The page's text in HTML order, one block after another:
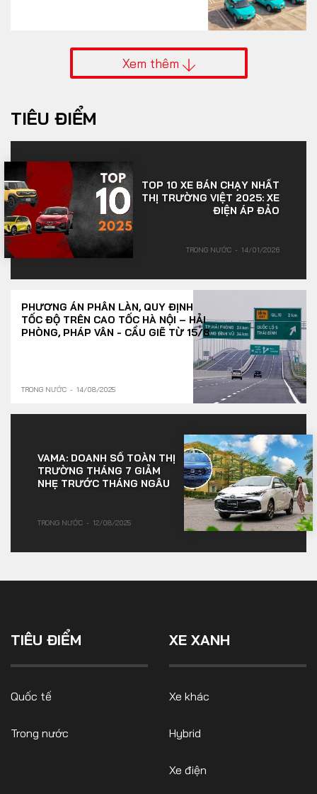
Xem thêm
TIÊU ĐIỂM
TOP 10 XE BÁN CHẠY NHẤT
THỊ TRƯỜNG VIỆT 2025: XE
ĐIỆN ÁP ĐẢO
TRONG NƯỚC 14/01/2026
PHƯƠNG ÁN PHÂN LÀN, QUY ĐỊNH
TỐC ĐỘ TRÊN CAO TỐC HÀ NỘI – HẢI
PHÒNG, PHÁP VÂN - CẦU GIẼ TỪ 15/8
TRONG NƯỚC 14/08/2025
VAMA: DOANH SỐ TOÀN THỊ
TRƯỜNG THÁNG 7 GIẢM
NHẸ TRƯỚC THÁNG NGÂU
TRONG NƯỚC 12/08/2025
TIÊU ĐIỂM
Quốc tế
Trong nước
XE XANH
Xe khác
Hybrid
Xe điện